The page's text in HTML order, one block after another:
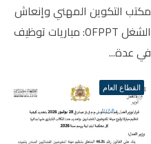
مكتب التكوين المهني وإنعاش
الشغل OFPPT: مباريات توظيف
في عدة...
القطاع العام